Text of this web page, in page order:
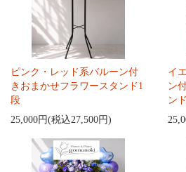
ピンク・レッド系バルーン付
きおまかせフラワースタンド1
段
25,000円(税込27,500円)
イ
ン
ン